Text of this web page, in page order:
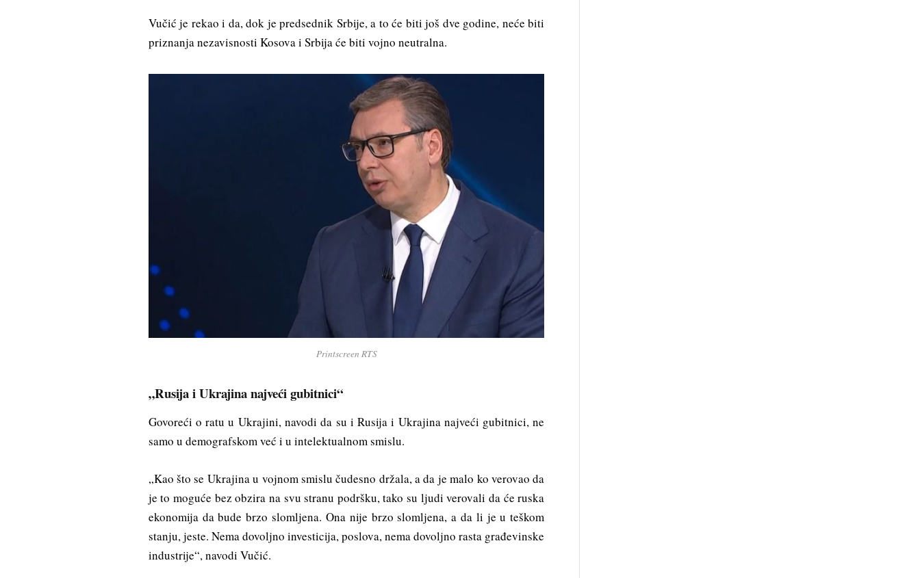
Vučić je rekao i da, dok je predsednik Srbije, a to će biti još dve godine, neće biti
priznanja nezavisnosti Kosova i Srbija će biti vojno neutralna.
Printscreen RTS
„Rusija i Ukrajina najveći gubitnici“
Govoreći o ratu u Ukrajini, navodi da su i Rusija i Ukrajina najveći gubitnici, ne
samo u demografskom već i u intelektualnom smislu.
„Kao što se Ukrajina u vojnom smislu čudesno držala, a da je malo ko verovao da
je to moguće bez obzira na svu stranu podršku, tako su ljudi verovali da će ruska
ekonomija da bude brzo slomljena. Ona nije brzo slomljena, a da li je u teškom
stanju, jeste. Nema dovoljno investicija, poslova, nema dovoljno rasta građevinske
industrije“, navodi Vučić.